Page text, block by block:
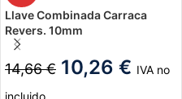
Llave Combinada Carraca
Revers. 10mm
14,66€ 10,26 € IVA no
incluido